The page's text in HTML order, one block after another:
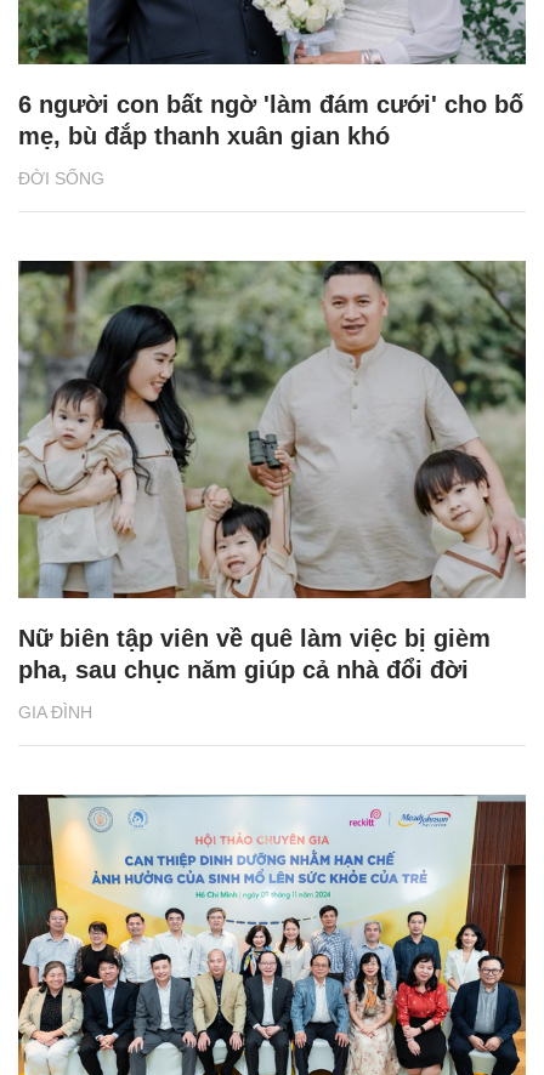
ĐỜI SỐNG
6 người con bất ngờ 'làm đám cưới' cho bố
mẹ, bù đắp thanh xuân gian khó
GIA ĐÌNH
Nữ biên tập viên về quê làm việc bị gièm
pha, sau chục năm giúp cả nhà đổi đời